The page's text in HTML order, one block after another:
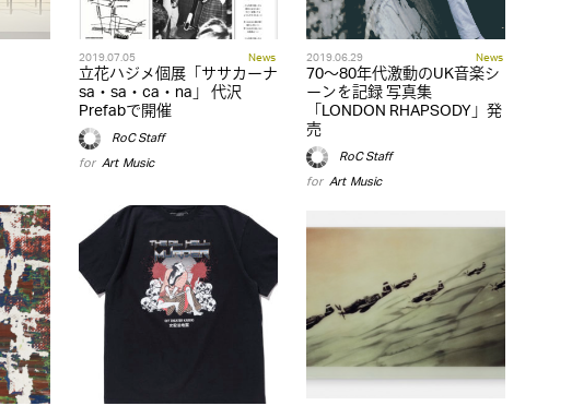
2019.07.05 News
立花ハジメ個展「ササカーナ
sa・sa・ca・na」 代沢
Prefabで開催
RoC Staff
for Art,Music
2019.06.29 News
70～80年代激動のUK音楽シ
ーンを記録 写真集
「LONDON RHAPSODY」発
売
RoC Staff
for Art,Music